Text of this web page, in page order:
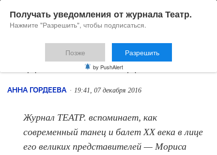
Над землей и под землей
АННА ГОРДЕЕВА 19:41, 07 декабря 2016
Журнал ТЕАТР. вспоминает, как
современный танец и балет ХХ века в лице
его великих представителей — Мориса
Получать уведомления от журнала Театр.
Нажмите "Разрешить", чтобы подписаться.
Позже Разрешить
by PushAlert